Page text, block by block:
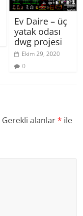
Ev Daire – üç
yatak odası
dwg projesi
Ekim 29, 2020
0
Gerekli alanlar* ile